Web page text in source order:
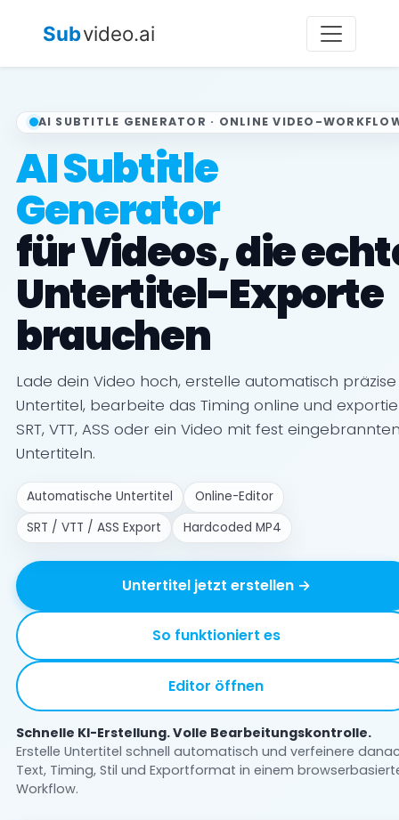
Subvideo.ai
AI SUBTITLE GENERATOR · ONLINE VIDEO-
AI Subtitle
Generator
für Videos, die
Untertitel-Exporte
brauchen
Lade dein Video hoch, erstelle automatisch präzise
Untertitel, bearbeite das Timing online und
SRT, VTT, ASS oder ein Video mit fest
Untertiteln.
Automatische Untertitel
Online-Editor
SRT / VTT / ASS Export
Hardcoded MP4
Untertitel jetzt erstellen →
So funktioniert es
Editor öffnen
Schnelle KI-Erstellung. Volle Bearbeitungskontrolle.
Erstelle Untertitel schnell automatisch und verfeinere
Text, Timing, Stil und Exportformat in einem
Workflow.